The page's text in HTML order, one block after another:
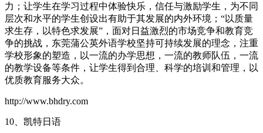
力；让学生在学习过程中体验快乐，信任与激励学生，为不同
层次和水平的学生创设出有助于其发展的内外环境；“以质量
求生存，以特色求发展”，面对日益激烈的市场竞争和教育竞
争的挑战，东莞蒲公英外语学校坚持可持续发展的理念，注重
学校形象的塑造，以一流的办学思想，一流的教师队伍，一流
的教学设备等条件，让学生得到合理、科学的培训和管理，以
优质教育服务大众。
http://www.bhdry.com
10、凯特日语